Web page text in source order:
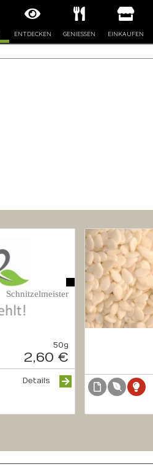
ENTDECKEN GENIESSEN EINKAUFEN
Schnitzelmeister
50g
2,60 €
Details